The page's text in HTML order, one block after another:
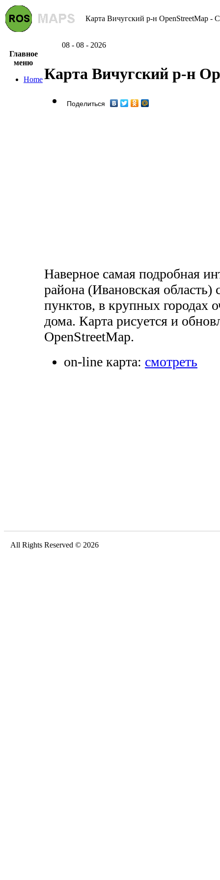
Карта Вичугский р-н OpenStreetMap -
08 - 08 - 2026
Главное
меню
HomeКарта Вичугский р-н
Поделиться
Наверное самая подробная
района (Ивановская область)
пунктов, в крупных городах
дома. Карта рисуется и
OpenStreetMap.
on-line карта: смотреть
All Rights Reserved © 2026